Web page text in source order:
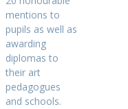
mentions to
pupils as well as
awarding
diplomas to
their art
pedagogues
and schools.